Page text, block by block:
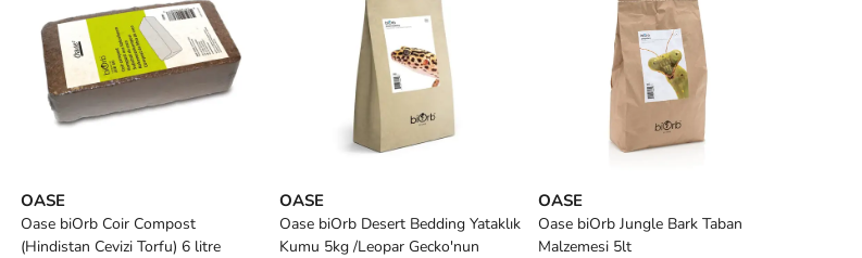
OASE
Oase biOrb Coir Compost
(Hindistan Cevizi Torfu) 6 litre
OASE
Oase biOrb Desert Bedding Yataklık
Kumu 5kg /Leopar Gecko'nun
OASE
Oase biOrb Jungle Bark Taban
Malzemesi 5lt